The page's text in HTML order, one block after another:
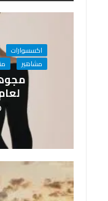
اكسسوارات
مشاهير
لعام 2026 من